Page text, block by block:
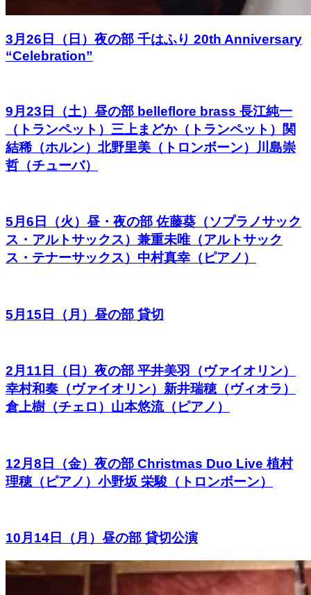
3月26日（日）夜の部 千はふり 20th Anniversary
“Celebration”
9月23日（土）昼の部 belleflore brass 長江純一
（トランペット）三上まどか（トランペット）関
結稀（ホルン）北野里美（トロンボーン）川島崇
哲（チューバ）
5月6日（火）昼・夜の部 佐藤葵（ソプラノサック
ス・アルトサックス）兼重未唯（アルトサック
ス・テナーサックス）中村真幸（ピアノ）
5月15日（月）昼の部 貸切
2月11日（日）夜の部 平井美羽（ヴァイオリン）
幸村和奏（ヴァイオリン）新井瑞穂（ヴィオラ）
倉上樹（チェロ）山本悠流（ピアノ）
12月8日（金）夜の部 Christmas Duo Live 植村
理穂（ピアノ）小野坂 栄駿（トロンボーン）
10月14日（月）昼の部 貸切公演